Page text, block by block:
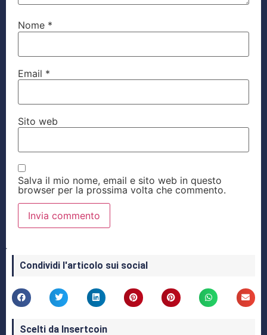
Nome *
Email *
Sito web
Salva il mio nome, email e sito web in questo
browser per la prossima volta che commento.
Condividi l'articolo sui social
Scelti da Insertcoin